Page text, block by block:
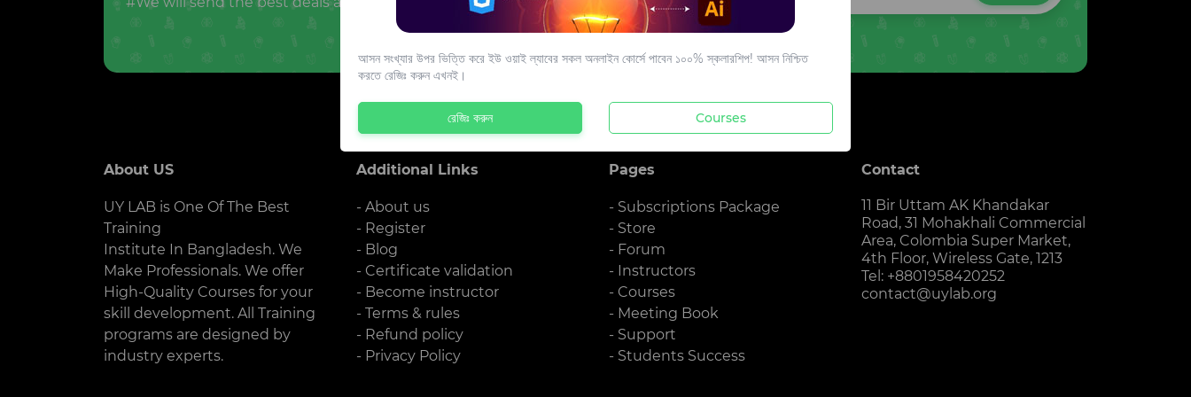
About US
UY LAB is One Of The Best
Training
Institute In Bangladesh. We
Make Professionals. We offer
High-Quality Courses for your
skill development. All Training
programs are designed by
industry experts.
Additional Links
- About us
- Register
- Blog
- Certificate validation
- Become instructor
- Terms & rules
- Refund policy
- Privacy Policy
Pages
- Subscriptions Package
- Store
- Forum
- Instructors
- Courses
- Meeting Book
- Support
- Students Success
Contact
11 Bir Uttam AK Khandakar
Road, 31 Mohakhali Commercial
Area, Colombia Super Market,
4th Floor, Wireless Gate, 1213
Tel: +8801958420252
contact@uylab.org
আসন সংখ্যার উপর ভিত্তি করে ইউ ওয়াই ল্যাবের সকল অনলাইন কোর্সে পাবেন ১০০% স্কলারশিপ! আসন নিশ্চিত
করতে রেজিঃ করুন এখনই।
রেজিঃ করুন Courses